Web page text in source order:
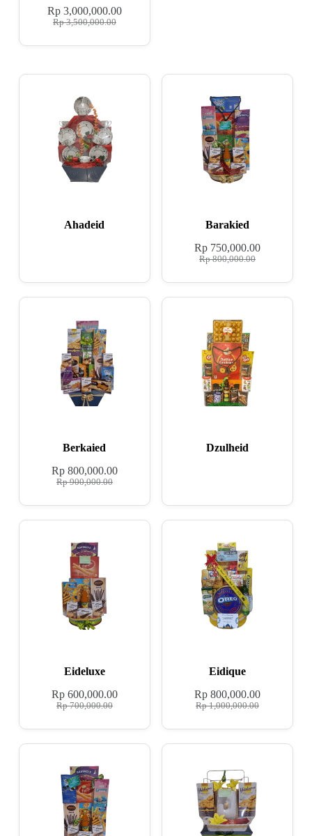
Rp3,500,000.00
Rp3,000,000.00
Ahadeid Barakied
Rp800,000.00
Rp 750,000.00
Berkaied
Rp900,000.00
Rp800,000.00
Dzulheid
Eideluxe
Rp700,000.00
Rp600,000.00
Eidique
Rp1,000,000.00
Rp 800,000.00